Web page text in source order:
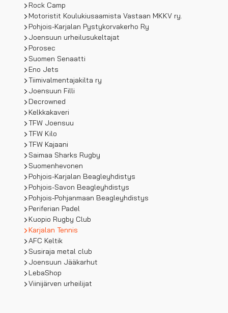
Rock Camp
Motoristit Koulukiusaamista Vastaan MKKV ry.
Pohjois-Karjalan Pystykorvakerho Ry
Joensuun urheilusukeltajat
Porosec
Suomen Senaatti
Eno Jets
Tiimivalmentajakilta ry
Joensuun Filli
Decrowned
Kelkkakaveri
TFW Joensuu
TFW Kilo
TFW Kajaani
Saimaa Sharks Rugby
Suomenhevonen
Pohjois-Karjalan Beagleyhdistys
Pohjois-Savon Beagleyhdistys
Pohjois-Pohjanmaan Beagleyhdistys
Periferian Padel
Kuopio Rugby Club
Karjalan Tennis
AFC Keltik
Susiraja metal club
Joensuun Jääkarhut
LebaShop
Viinijärven urheilijat